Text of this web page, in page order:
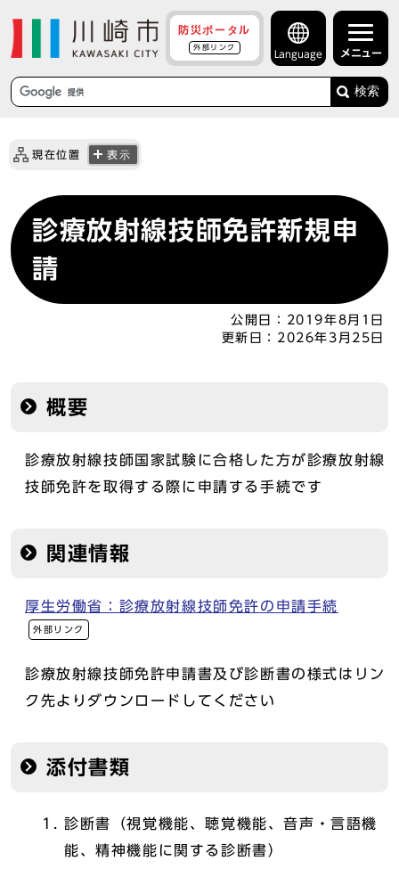
防災ポータル
外部リンク
Language メニュー
検索
現在位置 表示
診療放射線技師免許新規申
請
公開日：
2019年8月1日
更新日： 2026年3月25日
概要
診療放射線技師国家試験に合格した方が診療放射線
技師免許を取得する際に申請する手続です
関連情報
厚生労働省：診療放射線技師免許の申請手続
外部リンク
診療放射線技師免許申請書及び診断書の様式はリン
ク先よりダウンロードしてください
添付書類
診断書（視覚機能、聴覚機能、音声・言語機
能、精神機能に関する診断書）